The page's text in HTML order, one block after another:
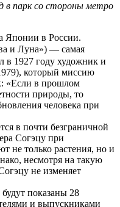
в парк со стороны метро
Японии в России.
и Луна») — самая
в 1927 году художник и
который миссию
«Если в прошлом
природы, то
человека при
в почти безграничной
Согэцу при
не только растения, но и
несмотря на такую
не изменяет
показаны 28
и выпускниками